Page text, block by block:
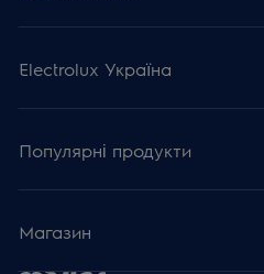
Electrolux Україна
Популярні продукти
Магазин